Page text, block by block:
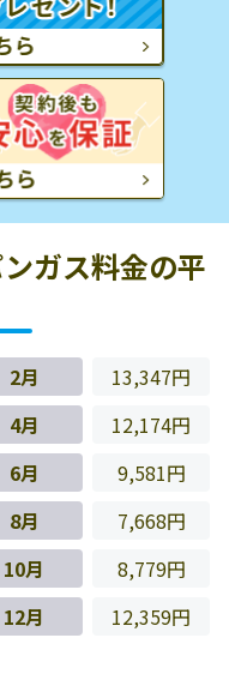
ガス料金の平
2月
13,347円
4月
12,174円
6月
9,581円
8月
7,668円
10月
8,779円
12月 12,359円